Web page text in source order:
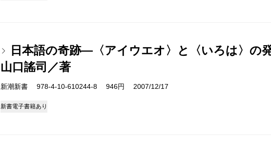
日本語の奇跡―〈アイウエオ〉と〈いろは〉の
山口謠司／著
新潮新書 978-4-10-610244-8 946円 2007/12/17
新書電子書籍あり